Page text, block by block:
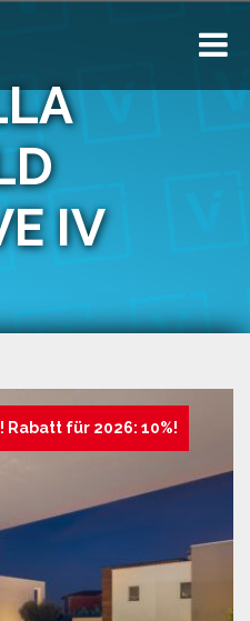
IV
Rabatt für 2026: 10%!